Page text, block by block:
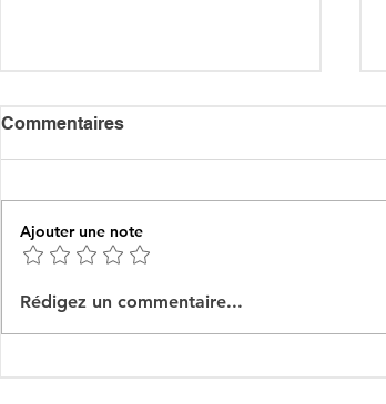
bataille des récits pour
mieux cacher la misère
Commentaires
Ajouter une note
Rédigez un commentaire...